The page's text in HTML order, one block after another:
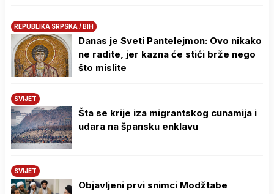
REPUBLIKA SRPSKA / BIH
Danas je Sveti Pantelejmon: Ovo nikako
ne radite, jer kazna će stići brže nego
što mislite
SVIJET
Šta se krije iza migrantskog cunamija i
udara na špansku enklavu
SVIJET
Objavljeni prvi snimci Modžtabe